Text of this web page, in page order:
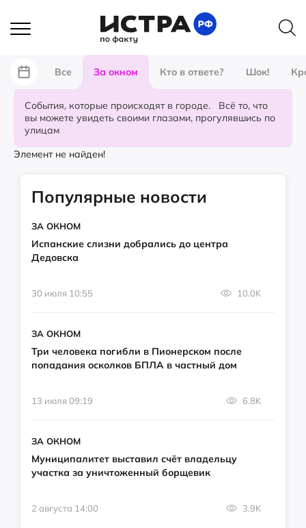
Все За окном Кто в ответе? Шок!
События, которые происходят в городе. Всё то, что
вы можете увидеть своими глазами, прогулявшись по
улицам
Элемент не найден!
Популярные новости
ЗА ОКНОМ
Испанские слизни добрались до центра
Дедовска
30 июля 10:55 10.0K
ЗА ОКНОМ
Три человека погибли в Пионерском после
попадания осколков БПЛА в частный дом
13 июля 09:19 6.8K
ЗА ОКНОМ
Муниципалитет выставил счёт владельцу
участка за уничтоженный борщевик
2 августа 14:00 3.9K